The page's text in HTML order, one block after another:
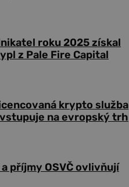
roku 2025 získal
z Pale Fire Capital
krypto služba
na evropský trh
příjmy OSVČ ovlivňují